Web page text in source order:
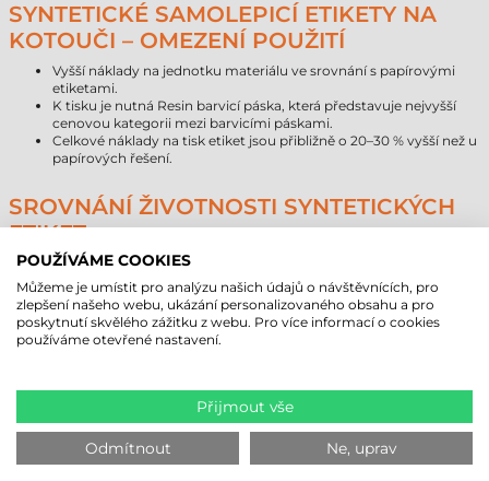
SYNTETICKÉ SAMOLEPICÍ ETIKETY NA
KOTOUČI – OMEZENÍ POUŽITÍ
Vyšší náklady na jednotku materiálu ve srovnání s papírovými
etiketami.
K tisku je nutná Resin barvicí páska, která představuje nejvyšší
cenovou kategorii mezi barvicími páskami.
Celkové náklady na tisk etiket jsou přibližně o 20–30 % vyšší než u
papírových řešení.
SROVNÁNÍ ŽIVOTNOSTI SYNTETICKÝCH
ETIKET
Papír
1–3 roky
Direkt termál (termopapír)
6–18 měsíců
Syntetický materiál
5–10 let
Pro dosažení optimální přilnavosti vám při rozhodování o nákupu
pomůže následující tabulka výběru povrchů.
POUŽÍVÁME COOKIES
Můžeme je umístit pro analýzu našich údajů o návštěvnících, pro
zlepšení našeho webu, ukázání personalizovaného obsahu a pro
poskytnutí skvělého zážitku z webu. Pro více informací o cookies
používáme otevřené nastavení.
Přijmout vše
Odmítnout Ne, uprav